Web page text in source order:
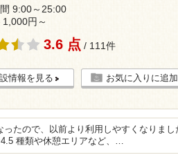
9:00～25:00
円～
3.6 点 / 111件
情報を見る お気に入りに追加
たので、以前より利用しやすくなりまし
種類や休憩エリアなど、…